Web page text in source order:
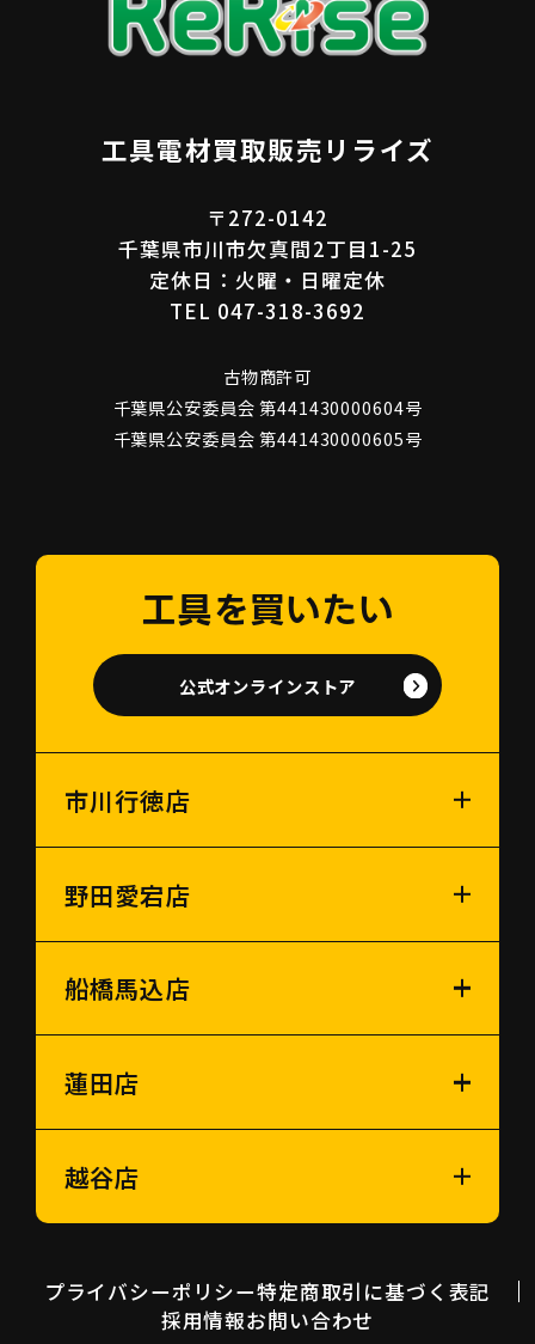
工具電材買取販売リライズ
〒272-0142
千葉県市川市欠真間2丁目1-25
定休日：火曜・日曜定休
TEL 047-318-3692
古物商許可
千葉県公安委員会 第441430000604号
千葉県公安委員会 第441430000605号
工具を買いたい
公式オンラインストア
市川行徳店
野田愛宕店
船橋馬込店
蓮田店
越谷店
プライバシーポリシー特定商取引に基づく表記
採用情報お問い合わせ